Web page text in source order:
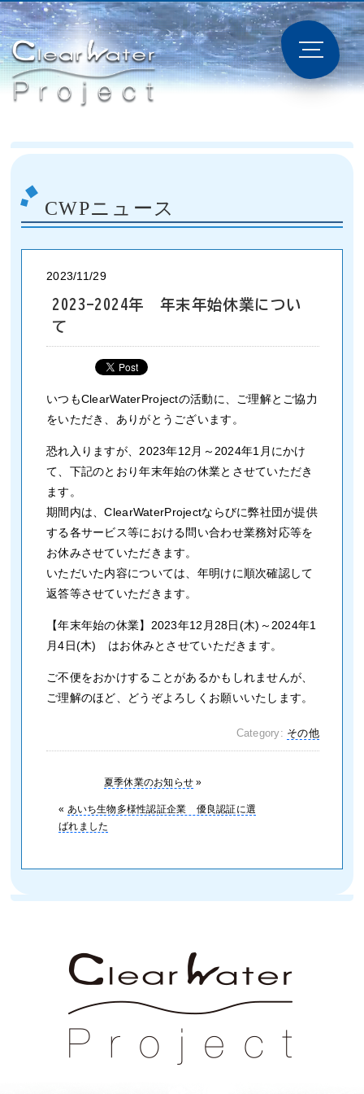
CWPニュース
2023/11/29
2023-2024年 年末年始休業につい
て
いつもClearWaterProjectの活動に、ご理解とご協力
をいただき、ありがとうございます。
恐れ入りますが、2023年12月～2024年1月にかけ
て、下記のとおり年末年始の休業とさせていただき
ます。
期間内は、ClearWaterProjectならびに弊社団が提供
する各サービス等における問い合わせ業務対応等を
お休みさせていただきます。
いただいた内容については、年明けに順次確認して
返答等させていただきます。
【年末年始の休業】2023年12月28日(木)～2024年1
月4日(木) はお休みとさせていただきます。
ご不便をおかけすることがあるかもしれませんが、
ご理解のほど、どうぞよろしくお願いいたします。
Category: その他
夏季休業のお知らせ »
« あいち生物多様性認証企業 優良認証に選
ばれました